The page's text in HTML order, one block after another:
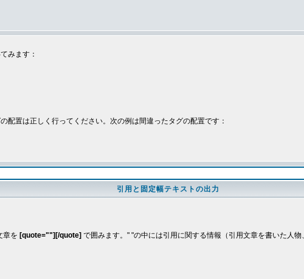
みます：
置は正しく行ってください。次の例は間違ったタグの配置です：
引用と固定幅テキストの出力
章を [quote=""][/quote] で囲みます。" "の中には引用に関する情報（引用文章を書いた人